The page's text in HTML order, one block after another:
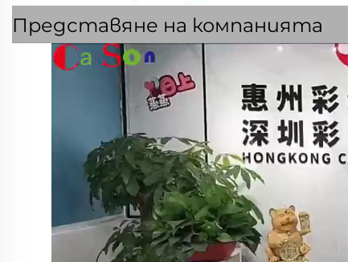
Представяне на компанията